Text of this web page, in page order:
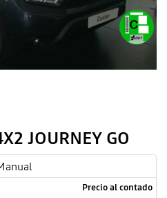
JOURNEY GO
Precio al contado